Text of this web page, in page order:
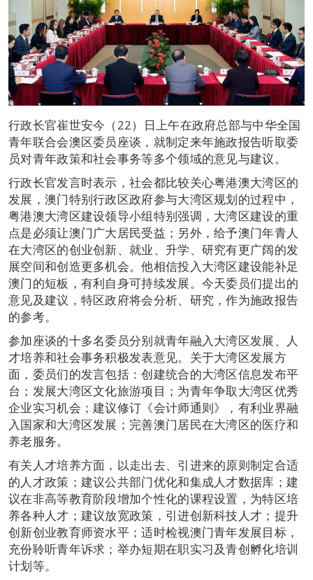
行政长官崔世安今（22）日上午在政府总部与中华全国
青年联合会澳区委员座谈，就制定来年施政报告听取委
员对青年政策和社会事务等多个领域的意见与建议。
行政长官发言时表示，社会都比较关心粤港澳大湾区的
发展，澳门特别行政区政府参与大湾区规划的过程中，
粤港澳大湾区建设领导小组特别强调，大湾区建设的重
点是必须让澳门广大居民受益；另外，给予澳门年青人
在大湾区的创业创新、就业、升学、研究有更广阔的发
展空间和创造更多机会。他相信投入大湾区建设能补足
澳门的短板，有利自身可持续发展。今天委员们提出的
意见及建议，特区政府将会分析、研究，作为施政报告
的参考。
参加座谈的十多名委员分别就青年融入大湾区发展、人
才培养和社会事务积极发表意见。关于大湾区发展方
面，委员们的发言包括：创建统合的大湾区信息发布平
台；发展大湾区文化旅游项目；为青年争取大湾区优秀
企业实习机会；建议修订《会计师通则》，有利业界融
入国家和大湾区发展；完善澳门居民在大湾区的医疗和
养老服务。
有关人才培养方面，以走出去、引进来的原则制定合适
的人才政策；建议公共部门优化和集成人才数据库；建
议在非高等教育阶段增加个性化的课程设置，为特区培
养各种人才；建议放宽政策，引进创新科技人才；提升
创新创业教育师资水平；适时检视澳门青年发展目标，
充份聆听青年诉求；举办短期在职实习及青创孵化培训
计划等。